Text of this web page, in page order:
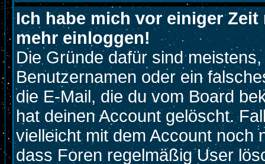
Ich habe mich vor einiger
mehr einloggen!
Die Gründe dafür sind
Benutzernamen oder ein
die E-Mail, die du vom Board
hat deinen Account gelöscht.
vielleicht mit dem Account noch
dass Foren regelmäßig User